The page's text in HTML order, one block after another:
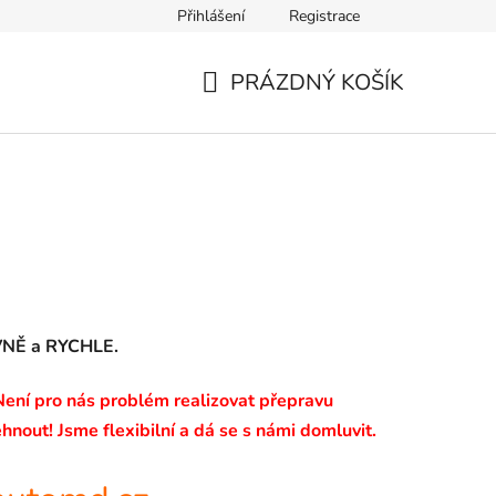
Přihlášení Registrace
PRÁZDNÝ KOŠÍK
a RYCHLE.
pro nás problém realizovat přepravu
Jsme flexibilní a dá se s námi domluvit.